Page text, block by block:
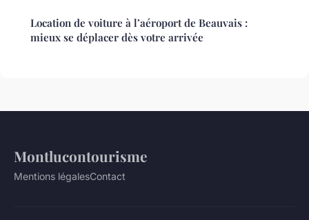
Location de voiture à l’aéroport de Beauvais :
mieux se déplacer dès votre arrivée
Montlucontourisme
Mentions légalesContact